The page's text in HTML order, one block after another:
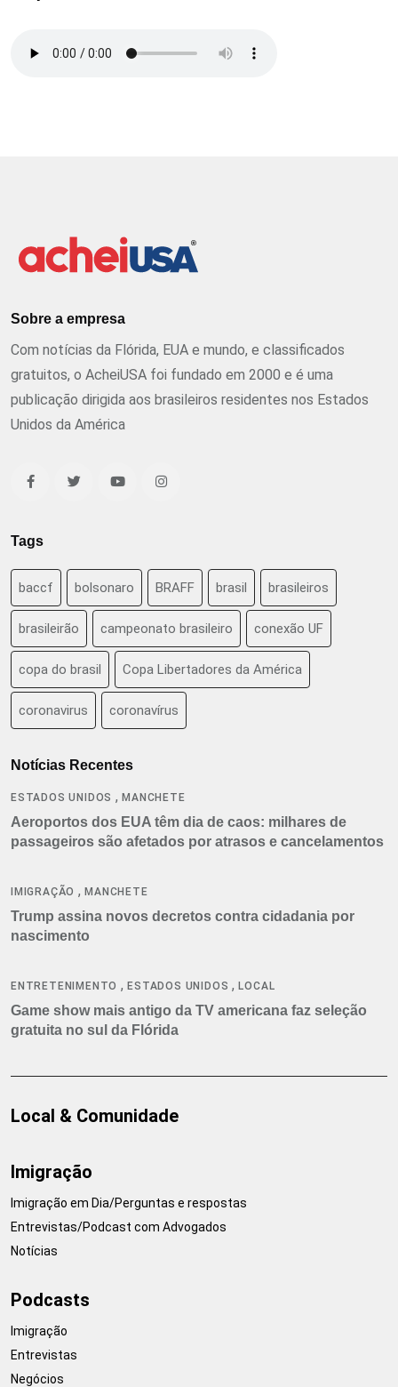
Sobre a empresa
Com notícias da Flórida, EUA e mundo, e classificados
gratuitos, o AcheiUSA foi fundado em 2000 e é uma
publicação dirigida aos brasileiros residentes nos Estados
Unidos da América
Tags
baccf bolsonaro BRAFF brasil brasileiros
brasileirão campeonato brasileiro conexão UF
copa do brasil Copa Libertadores da América
coronavirus coronavírus
Notícias Recentes
ESTADOS UNIDOS ,MANCHETE
Aeroportos dos EUA têm dia de caos: milhares de
passageiros são afetados por atrasos e cancelamentos
IMIGRAÇÃO ,MANCHETE
Trump assina novos decretos contra cidadania por
nascimento
ENTRETENIMENTO ,ESTADOS UNIDOS ,LOCAL
Game show mais antigo da TV americana faz seleção
gratuita no sul da Flórida
Local & Comunidade
Imigração
Imigração em Dia/Perguntas e respostas
Entrevistas/Podcast com Advogados
Notícias
Podcasts
Imigração
Entrevistas
Negócios